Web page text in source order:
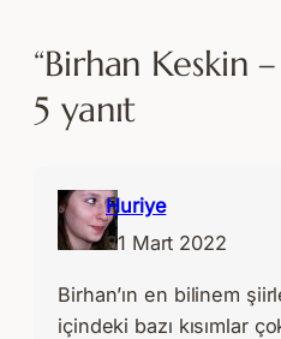
“Birhan Keskin
5 yanıt
Huriye
21 Mart 2022
Birhan’ın en bilinem
içindeki bazı kısımlar